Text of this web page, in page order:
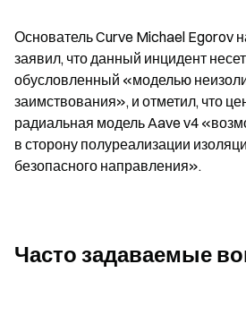
Основатель Curve Michael Egorov
заявил, что данный инцидент
обусловленный «моделью
заимствования», и отметил, что
радиальная модель Aave v4
в сторону полуреализации
безопасного направления».
Часто задаваемые